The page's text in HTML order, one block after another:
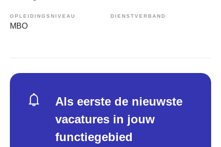
OPLEIDINGSNIVEAU
MBO
DIENSTVERBAND
Als eerste de nieuwste
vacatures in jouw
functiegebied